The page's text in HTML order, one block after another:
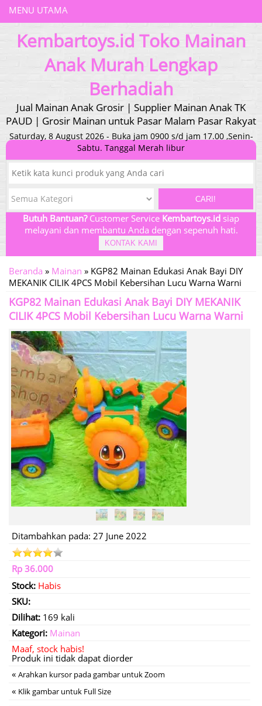
MENU UTAMA
Kembartoys.id Toko Mainan
Anak Murah Lengkap
Berhadiah
Jual Mainan Anak Grosir | Supplier Mainan Anak TK
PAUD | Grosir Mainan untuk Pasar Malam Pasar Rakyat
Saturday, 8 August 2026 - Buka jam 0900 s/d jam 17.00 ,Senin-
Sabtu. Tanggal Merah libur
CARI!
Butuh Bantuan?Customer Service Kembartoys.id siap
melayani dan membantu Anda dengan sepenuh hati.
KONTAK KAMI
Beranda » Mainan » KGP82 Mainan Edukasi Anak Bayi DIY
MEKANIK CILIK 4PCS Mobil Kebersihan Lucu Warna Warni
KGP82 Mainan Edukasi Anak Bayi DIY MEKANIK
CILIK 4PCS Mobil Kebersihan Lucu Warna Warni
Ditambahkan pada: 27 June 2022
Rp 36.000
Stock: Habis
SKU:
Dilihat: 169 kali
Kategori: Mainan
Maaf, stock habis!
Produk ini tidak dapat diorder
« Arahkan kursor pada gambar untuk Zoom
« Klik gambar untuk Full Size